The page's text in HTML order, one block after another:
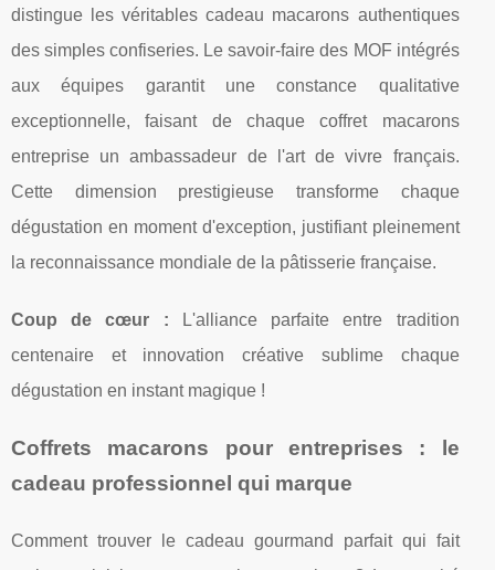
distingue les véritables cadeau macarons authentiques
des simples confiseries. Le savoir-faire des MOF intégrés
aux équipes garantit une constance qualitative
exceptionnelle, faisant de chaque coffret macarons
entreprise un ambassadeur de l'art de vivre français.
Cette dimension prestigieuse transforme chaque
dégustation en moment d'exception, justifiant pleinement
la reconnaissance mondiale de la pâtisserie française.
Coup de cœur : L'alliance parfaite entre tradition
centenaire et innovation créative sublime chaque
dégustation en instant magique !
Coffrets macarons pour entreprises : le
cadeau professionnel qui marque
Comment trouver le cadeau gourmand parfait qui fait